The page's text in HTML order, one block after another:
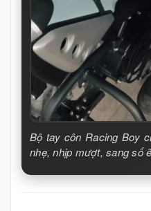
Bộ tay côn Racing Boy
nhẹ, nhịp mượt, sang số